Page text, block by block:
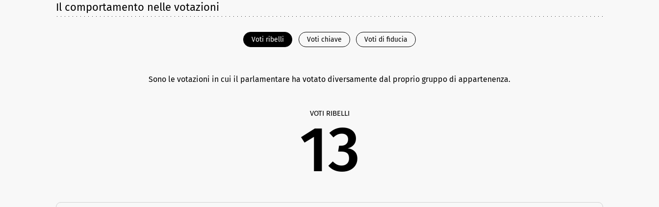
Il comportamento nelle votazioni
Voti ribelli Voti chiave Voti di fiducia
Sono le votazioni in cui il parlamentare ha votato diversamente dal proprio gruppo di appartenenza.
VOTI RIBELLI
13